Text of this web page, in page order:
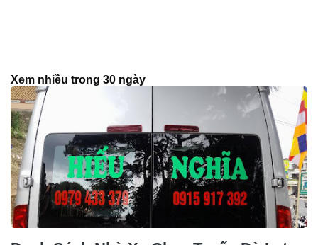
Xem nhiều trong 30 ngày